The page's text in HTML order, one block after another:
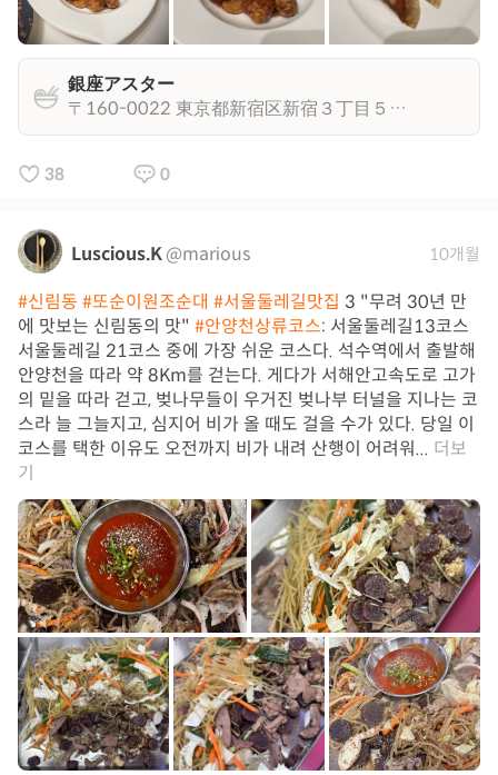
銀座アスター
〒160-0022 東京都新宿区新宿３丁目５−４ レインボービレッジ ５Ｆ
38 0
Luscious.K@marious 10개월
#신림동 #또순이원조순대 #서울둘레길맛집 3 "무려 30년 만
에 맛보는 신림동의 맛" #안양천상류코스: 서울둘레길13코스
서울둘레길 21코스 중에 가장 쉬운 코스다. 석수역에서 출발해
안양천을 따라 약 8Km를 걷는다. 게다가 서해안고속도로 고가
의 밑을 따라 걷고, 벚나무들이 우거진 벚나부 터널을 지나는 코
스라 늘 그늘지고, 심지어 비가 올 때도 걸을 수가 있다. 당일 이
코스를 택한 이유도 오전까지 비가 내려 산행이 어려워... 더보
기